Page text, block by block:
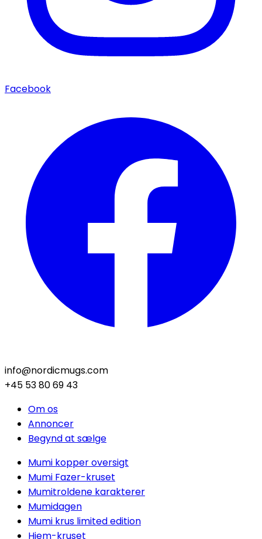
Facebook
info@nordicmugs.com
+45 53 80 69 43
Om os
Annoncer
Begynd at sælge
Mumi kopper oversigt
Mumi Fazer-kruset
Mumitroldene karakterer
Mumidagen
Mumi krus limited edition
Hjem-kruset